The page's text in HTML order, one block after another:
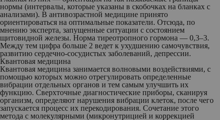
нормы (интервалы, которые указаны в скобочках на бланках с
анализами). В антивозрастной медицине принято
ориентироваться на оптимальные показатели. Отсюда, по
мнению эксперта, запущенные ситуации с состоянием
щитовидной железы. Норма тиреотропного гормона — 0,3–3.
Между тем цифра больше 2 ведет к ухудшению самочувствия,
развитию сердечно-сосудистых заболеваний, депрессии.
Квантовая медицина
Квантовая медицина занимается волновыми воздействиями, с
помощью которых можно отрегулировать определенные
вибрации отдельных органов и тем самым улучшить их
функцию. Сверхточные диагностические приборы, сканируя
организм, определяют нарушения вибрации клеток, после чего
запускается процесс их перекодирования. Сочетание этого
метода с молекулярными (микронутрицией и коррекцией